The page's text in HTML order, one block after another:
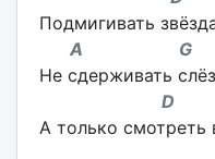
Подмигивать
A G
Не сдерживать
D G D
А только смотреть